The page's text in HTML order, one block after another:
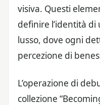
visiva. Questi
definire l’identità
lusso, dove ogni
percezione di
L’operazione di
collezione